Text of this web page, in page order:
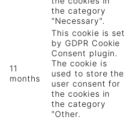
the category
"Necessary".
11
months
This cookie is set
by GDPR Cookie
Consent plugin.
The cookie is
used to store the
user consent for
the cookies in
the category
"Other.